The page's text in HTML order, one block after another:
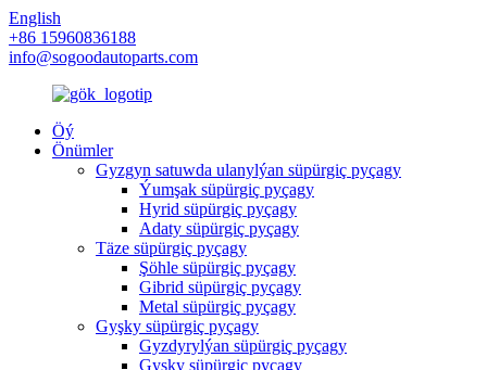
English
+86 15960836188
info@sogoodautoparts.com
Öý
Önümler
Gyzgyn satuwda ulanylýan süpürgiç pyçagy
Ýumşak süpürgiç pyçagy
Hyrid süpürgiç pyçagy
Adaty süpürgiç pyçagy
Täze süpürgiç pyçagy
Şöhle süpürgiç pyçagy
Gibrid süpürgiç pyçagy
Metal süpürgiç pyçagy
Gyşky süpürgiç pyçagy
Gyzdyrylýan süpürgiç pyçagy
Gyşky süpürgiç pyçagy